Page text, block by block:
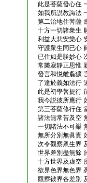
此是菩薩發心住
如我所説教誨法
第二治地住菩薩
十方一切諸衆生
利益大悲安樂心
守護衆生同已心
已住如是勝妙心
常樂寂靜正思惟
發言和悦離麁獷
了達於義如法行
此是初學菩提行
我今説彼所應行
第三菩薩修行住
諸法無常苦及空
一切諸法不可樂
無所分別無眞實
次令觀察衆生界
世界差別盡無餘
十方世界及虚空
欲界色界無色界
觀察彼界各差別